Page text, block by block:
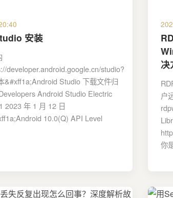
安装
developer.android.google.cn/studio?
&#xff1a;Android Studio 下载文件归
Android Studio Electric
2023 年 1 月 12 日
10.0(Q) API Level
决
户
你